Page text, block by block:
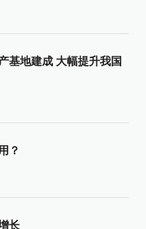
基地建成 大幅提升我国
？
长